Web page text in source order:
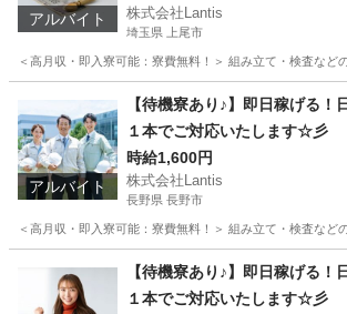
アルバイト 株式会社Lantis
埼玉県 上尾市
＜高月収・即入寮可能：寮費無料！＞ 組み立て・検査
工場 時給
アルバイト
【待機寮あり♪】即日稼げる
１本でご対応いたします☆彡
時給1,600円
株式会社Lantis
長野県 長野市
＜高月収・即入寮可能：寮費無料！＞ 組み立て・検査
工場 時給
【待機寮あり♪】即日稼げる
１本でご対応いたします☆彡